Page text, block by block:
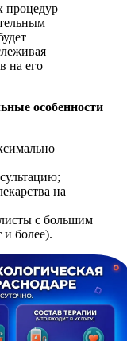
процедур
на его
особенности
на
с большим
более).